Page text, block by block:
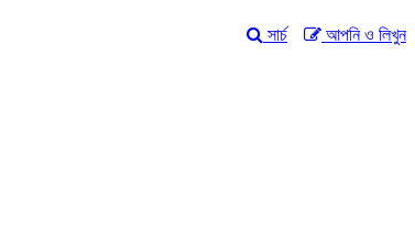
আপনি ও লিখুন
সার্চ